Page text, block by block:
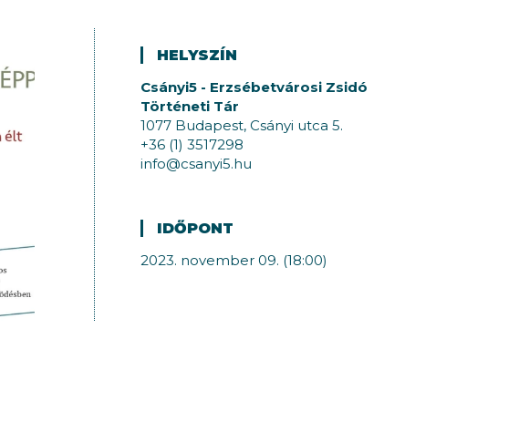
HELYSZÍN
Csányi5 - Erzsébetvárosi Zsidó
Történeti Tár
1077 Budapest, Csányi utca 5.
+36 (1) 3517298
info@csanyi5.hu
IDŐPONT
2023. november 09. (18:00)